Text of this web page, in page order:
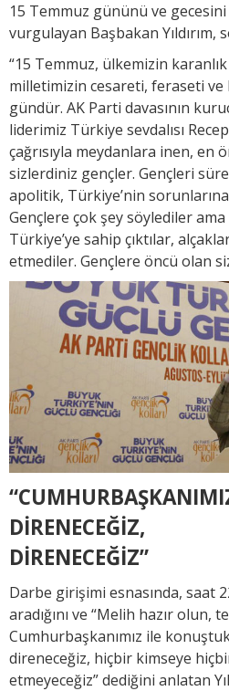
15 Temmuz gününü ve gecesini
vurgulayan Başbakan
“15 Temmuz, ülkemizin
milletimizin cesareti, feraseti
gündür. AK Parti davasının
liderimiz Türkiye sevdalısı
çağrısıyla meydanlara inen, en
sizlerdiniz gençler. Gençleri
apolitik, Türkiye’nin sorunlarına
Gençlere çok şey söylediler
Türkiye’ye sahip çıktılar,
etmediler. Gençlere öncü olan
DİRENECEĞİZ”
Darbe girişimi esnasında, saat
aradığını ve “Melih hazır olun,
Cumhurbaşkanımız ile
direneceğiz, hiçbir kimseye
etmeyeceğiz” dediğini anlatan